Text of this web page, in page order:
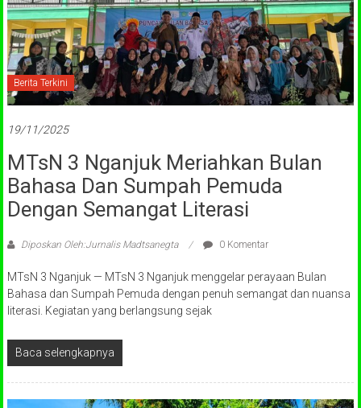
Berita Terkini
19/11/2025
MTsN 3 Nganjuk Meriahkan Bulan
Bahasa Dan Sumpah Pemuda
Dengan Semangat Literasi
Diposkan Oleh:Jurnalis Madtsanegta 0 Komentar
MTsN 3 Nganjuk — MTsN 3 Nganjuk menggelar perayaan Bulan
Bahasa dan Sumpah Pemuda dengan penuh semangat dan nuansa
literasi. Kegiatan yang berlangsung sejak
Baca selengkapnya